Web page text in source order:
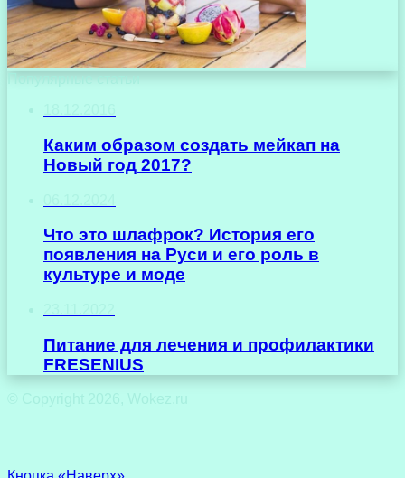
Каким образом создать мейкап на
Новый год 2017?
Что это шлафрок? История его
появления на Руси и его роль в
культуре и моде
Питание для лечения и профилактики
FRESENIUS
© Copyright 2026, Wokez.ru